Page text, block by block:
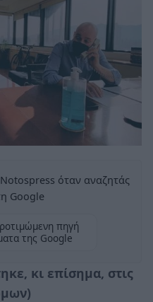
όταν αναζητάς
Google
πηγή
της Google
κι επίσημα, στις